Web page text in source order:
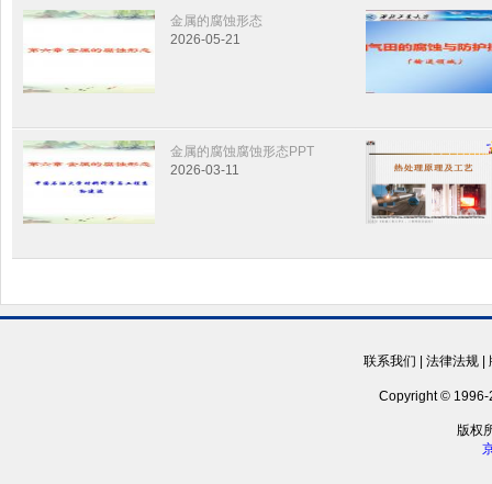
金属的腐蚀形态
2026-05-21
金属的腐蚀腐蚀形态PPT
2026-03-11
联系我们 | 法律法规|
Copyright © 1996-
版权